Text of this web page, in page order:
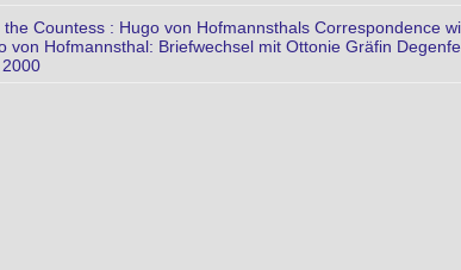
Countess : Hugo von Hofmannsthals Correspondence
von Hofmannsthal: Briefwechsel mit Ottonie Gräfin